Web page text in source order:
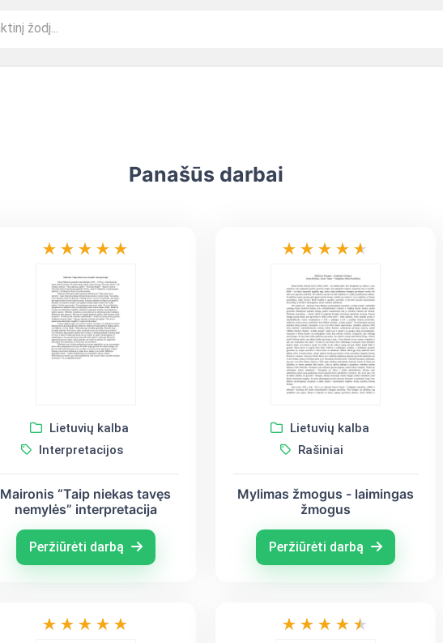
Panašūs darbai
Lietuvių kalba
Interpretacijos
Maironis “Taip niekas tavęs
nemylės” interpretacija
Peržiūrėti darbą
Lietuvių kalba
Rašiniai
Mylimas žmogus - laimingas
žmogus
Peržiūrėti darbą